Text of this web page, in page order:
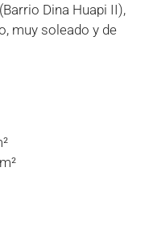
(Barrio Dina Huapi II),
muy soleado y de